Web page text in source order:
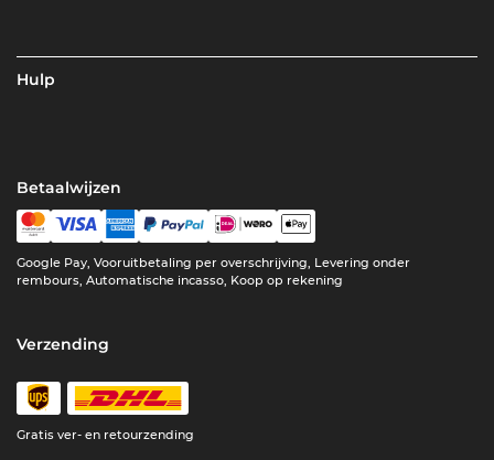
Hulp
Betaalwijzen
Google Pay, Vooruitbetaling per overschrijving, Levering onder
rembours, Automatische incasso, Koop op rekening
Verzending
Gratis ver- en retourzending